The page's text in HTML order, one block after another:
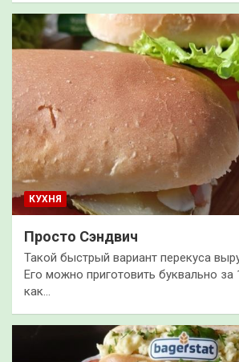
КУХНЯ
Просто Сэндвич
Такой быстрый вариант перекуса
Его можно приготовить буквально
как…